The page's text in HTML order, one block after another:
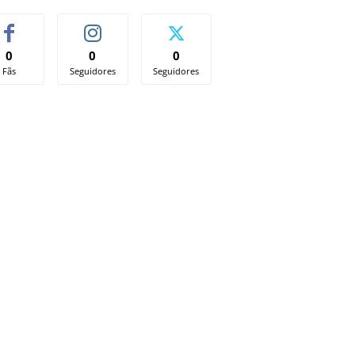
0
Fãs
0
Seguidores
0
Seguidores